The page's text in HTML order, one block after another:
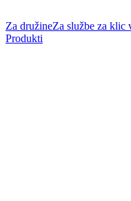
Za družineZa službe za klic
Produkti